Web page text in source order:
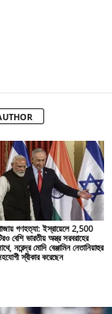
গণহত্যা: ইস্রায়েলে 2,500
বেশি ভারতীয় অস্ত্র সরবরাহের
নরেন্দ্র মোদি বেঞ্জামিন নেতানিয়াহুর
স্বীকার করেছেন